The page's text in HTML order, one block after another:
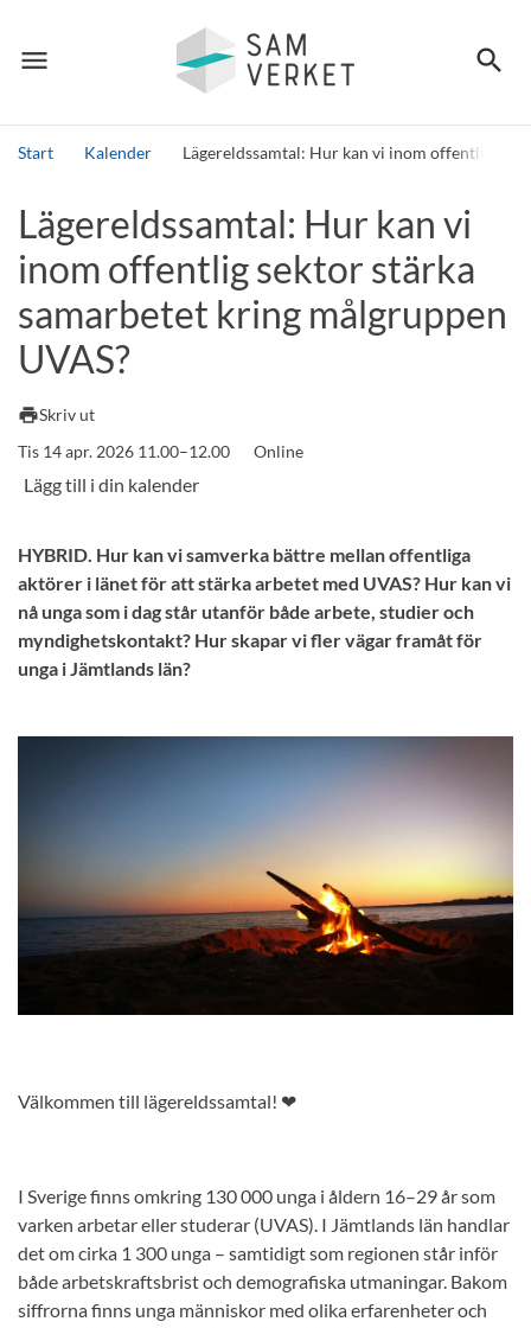
menu
Meny search
Sök
Start Kalender Lägereldssamtal: Hur kan vi inom offentlig
Lägereldssamtal: Hur kan vi
inom offentlig sektor stärka
samarbetet kring målgruppen
UVAS?
printSkriv ut
Tis 14 apr. 2026 11.00–12.00
Online
HYBRID. Hur kan vi samverka bättre mellan offentliga
aktörer i länet för att stärka arbetet med UVAS? Hur kan vi
nå unga som i dag står utanför både arbete, studier och
myndighetskontakt? Hur skapar vi fler vägar framåt för
unga i Jämtlands län?
Välkommen till lägereldssamtal! ❤
I Sverige finns omkring 130 000 unga i åldern 16–29 år som
varken arbetar eller studerar (UVAS). I Jämtlands län handlar
det om cirka 1 300 unga – samtidigt som regionen står inför
både arbetskraftsbrist och demografiska utmaningar. Bakom
siffrorna finns unga människor med olika erfarenheter och